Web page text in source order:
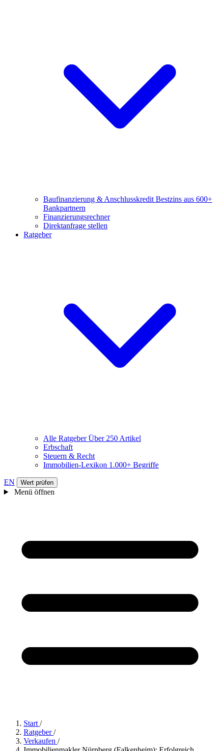
Baufinanzierung & Anschlusskredit Bestzins aus 600+
Bankpartnern
Finanzierungsrechner
Direktanfrage stellen
Ratgeber
Alle RatgeberÜber 250 Artikel
Erbschaft
Steuern & Recht
Immobilien-Lexikon 1.000+ Begriffe
EN Wert prüfen
Menü öffnen
Start /
Ratgeber/
Verkaufen /